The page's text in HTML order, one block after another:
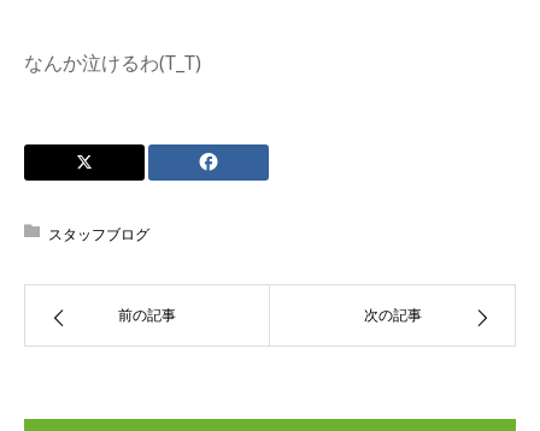
なんか泣けるわ(T_T)
スタッフブログ
前の記事 次の記事